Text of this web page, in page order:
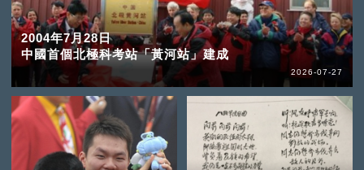
2004年7月28日
中國首個北極科考站「黃河站」建成
2026-07-27